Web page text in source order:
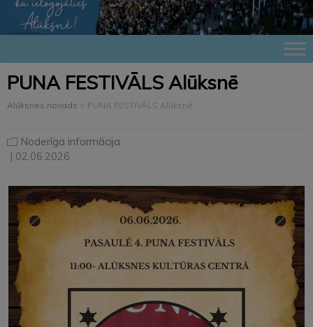
PUNA FESTIVĀLS Alūksnē
Alūksnes novads > PUNA FESTIVĀLS Alūksnē
Noderīga informācija
| 02.06.2026